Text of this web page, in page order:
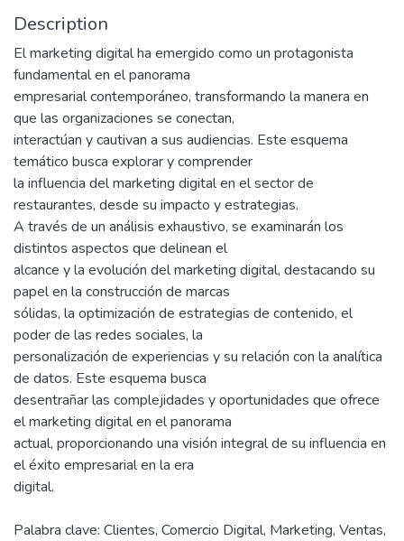
Description
El marketing digital ha emergido como un protagonista
fundamental en el panorama
empresarial contemporáneo, transformando la manera en
que las organizaciones se conectan,
interactúan y cautivan a sus audiencias. Este esquema
temático busca explorar y comprender
la influencia del marketing digital en el sector de
restaurantes, desde su impacto y estrategias.
A través de un análisis exhaustivo, se examinarán los
distintos aspectos que delinean el
alcance y la evolución del marketing digital, destacando su
papel en la construcción de marcas
sólidas, la optimización de estrategias de contenido, el
poder de las redes sociales, la
personalización de experiencias y su relación con la analítica
de datos. Este esquema busca
desentrañar las complejidades y oportunidades que ofrece
el marketing digital en el panorama
actual, proporcionando una visión integral de su influencia en
el éxito empresarial en la era
digital.
Palabra clave: Clientes, Comercio Digital, Marketing, Ventas,